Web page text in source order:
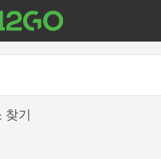
찾기